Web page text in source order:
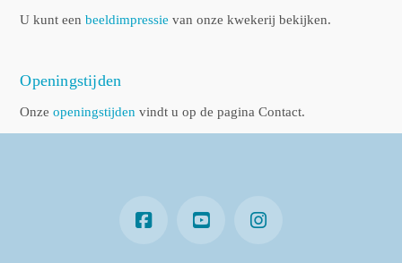
U kunt eenbeeldimpressie van onze kwekerij bekijken.
Openingstijden
Onzeopeningstijden vindt u op de pagina Contact.